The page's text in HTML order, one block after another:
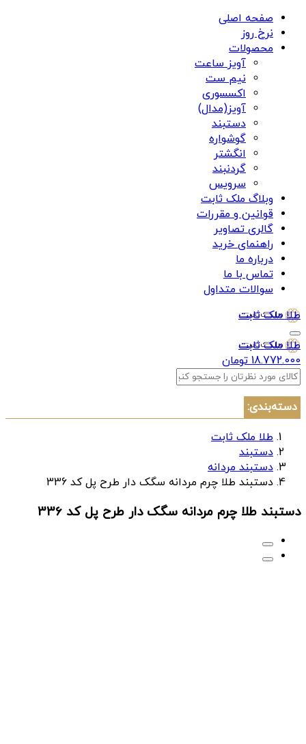
صفحه اصلی
نرخ روز
محصولات
آویز ساعت
نیم ست
اکسسوری
آویز(مدال)
دستبند
گوشواره
انگشتر
گردنبند
سرویس
وبلاگ ملک ثابت
قوانین و مقررات
گالری تصاویر
راهنمای خرید
درباره ما
تماس با ما
سوالات متداول
طلا ملک ثابت
طلا ملک ثابت
18.772.000 تومان
دسته‌بندی:
طلا ملک ثابت
دستبند
دستبند مردانه
دستبند طلا چرم مردانه سگک دار طرح پل کد 336
دستبند طلا چرم مردانه سگک دار طرح پل کد 336